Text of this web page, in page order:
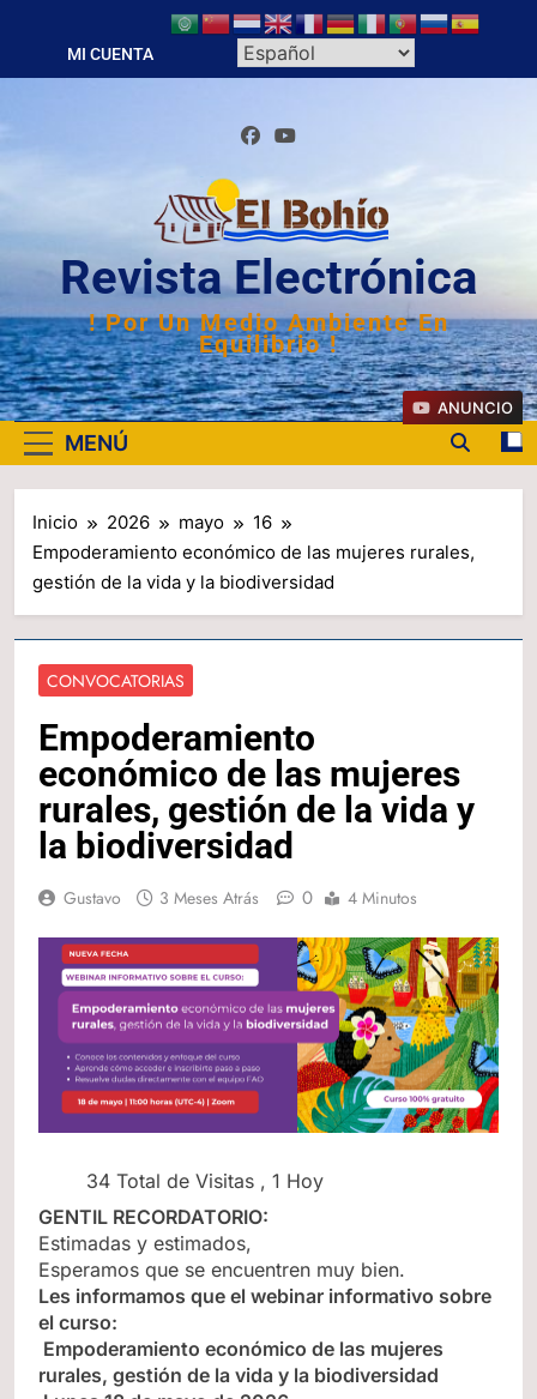
contenido
MI CUENTA
Revista Electrónica
! Por Un Medio Ambiente En
Equilibrio !
MENÚ
ANUNCIO
Inicio 2026 mayo
16
Empoderamiento económico de las mujeres rurales,
gestión de la vida y la biodiversidad
CONVOCATORIAS
Empoderamiento
económico de las mujeres
rurales, gestión de la vida y
la biodiversidad
Gustavo 3 Meses Atrás 0 4 Minutos
34 Total de Visitas , 1 Hoy
GENTIL RECORDATORIO:
Estimadas y estimados,
Esperamos que se encuentren muy bien.
Les informamos que el webinar informativo sobre
el curso:
Empoderamiento económico de las mujeres
rurales, gestión de la vida y la biodiversidad